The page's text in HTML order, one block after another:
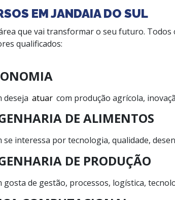
EM JANDAIA DO SUL
que vai transformar o seu futuro.
qualificados:
deseja atuar com produção agrícola,
DE ALIMENTOS
se interessa por tecnologia, qualidade,
DE PRODUÇÃO
gosta de gestão, processos, logística,